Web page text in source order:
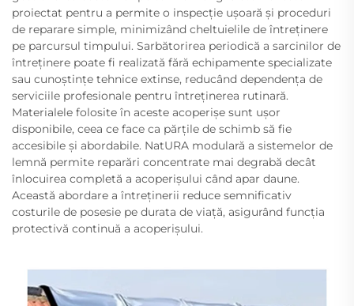
proiectat pentru a permite o inspecție ușoară și proceduri
de reparare simple, minimizând cheltuielile de întreținere
pe parcursul timpului. Sarbătorirea periodică a sarcinilor de
întreținere poate fi realizată fără echipamente specializate
sau cunoștințe tehnice extinse, reducând dependența de
serviciile profesionale pentru întreținerea rutinară.
Materialele folosite în aceste acoperișe sunt ușor
disponibile, ceea ce face ca părțile de schimb să fie
accesibile și abordabile. NatURA modulară a sistemelor de
lemnă permite reparări concentrate mai degrabă decât
înlocuirea completă a acoperișului când apar daune.
Această abordare a întreținerii reduce semnificativ
costurile de posesie pe durata de viață, asigurând funcția
protectivă continuă a acoperișului.